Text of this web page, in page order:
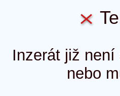
Inzerát již
nebo